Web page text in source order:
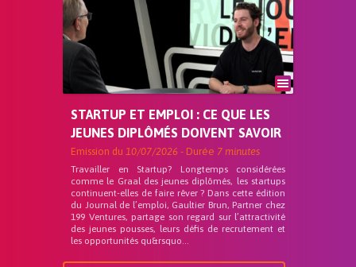
STARTUP ET EMPLOI : CE QUE LES
JEUNES DIPLÔMÉS DOIVENT SAVOIR
Emission du 10/07/2026 - Durée 7 minutes
Travailler en Startup? Longtemps considérées
comme le Graal des jeunes diplômés, les startups
continuent-elles de faire rêver ? Dans cette édition
du Journal de l’emploi, Gaultier Brun, Partner chez
199 Ventures, partage son regard sur l’attractivité
des jeunes pousses, leurs défis de recrutement et
les opportunités qu&rsquo...